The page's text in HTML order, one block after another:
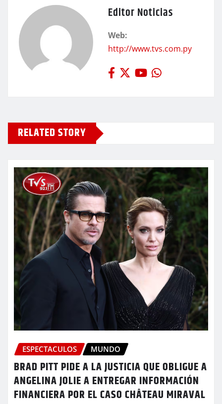
Editor Noticias
Web:
http://www.tvs.com.py
RELATED STORY
ESPECTACULOS MUNDO
BRAD PITT PIDE A LA JUSTICIA QUE OBLIGUE A
ANGELINA JOLIE A ENTREGAR INFORMACIÓN
FINANCIERA POR EL CASO CHÂTEAU MIRAVAL